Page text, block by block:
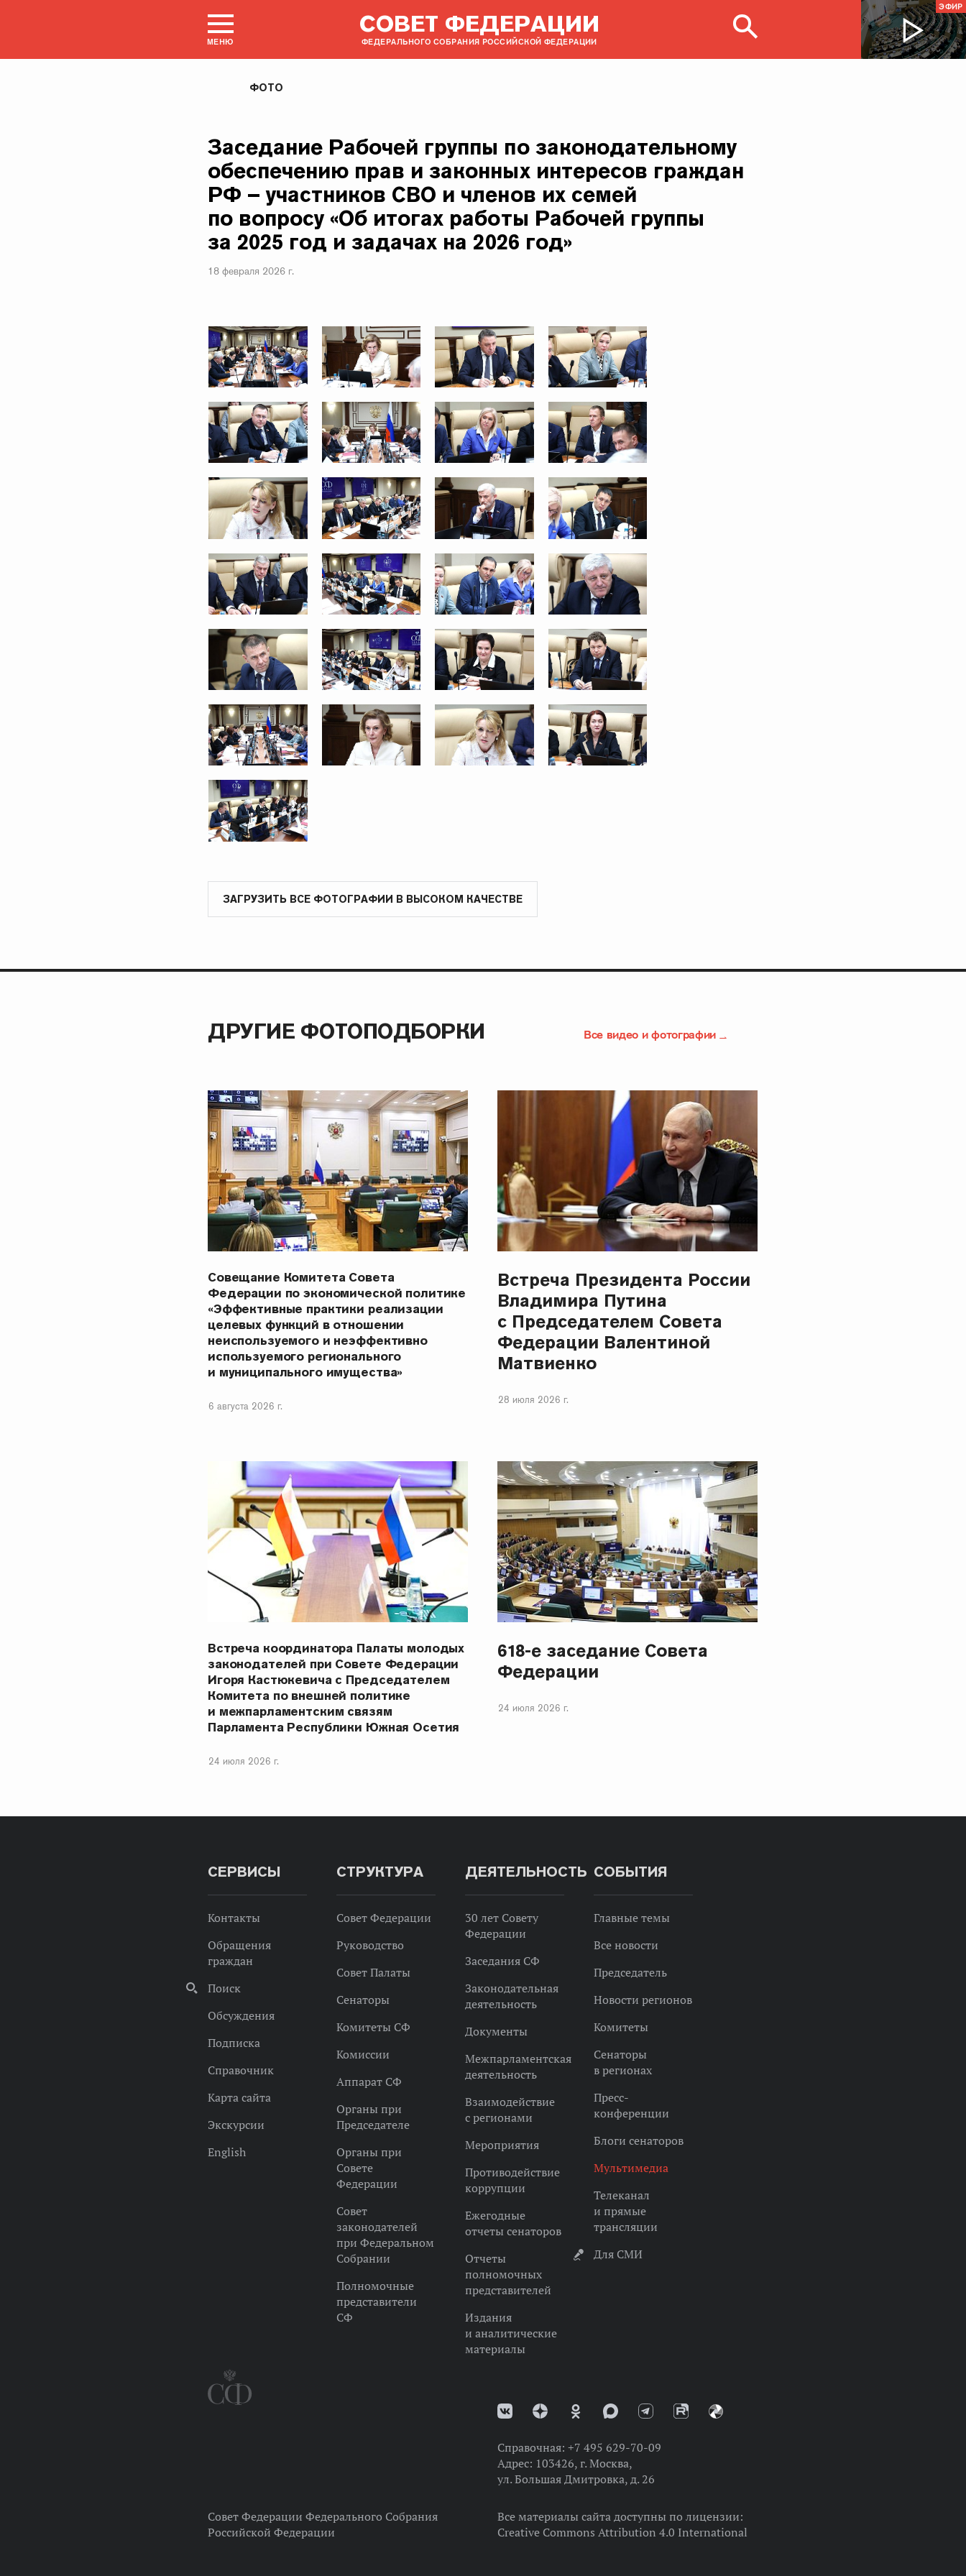
МЕНЮ
СОВЕТ ФЕДЕРАЦИИ
ФЕДЕРАЛЬНОГО СОБРАНИЯ РОССИЙСКОЙ ФЕДЕРАЦИИ
ЭФИР
ФОТО
Заседание Рабочей группы по законодательному
обеспечению прав и законных интересов граждан
РФ – участников СВО и членов их семей
по вопросу «Об итогах работы Рабочей группы
за 2025 год и задачах на 2026 год»
18 февраля 2026 г.
ЗАГРУЗИТЬ ВСЕ ФОТОГРАФИИ В ВЫСОКОМ КАЧЕСТВЕ
ДРУГИЕ ФОТОПОДБОРКИ Все видео и фотографии
Совещание Комитета Совета
Федерации по экономической политике
«Эффективные практики реализации
целевых функций в отношении
неиспользуемого и неэффективно
используемого регионального
и муниципального имущества»
6 августа 2026 г.
Встреча Президента России
Владимира Путина
с Председателем Совета
Федерации Валентиной
Матвиенко
28 июля 2026 г.
Встреча координатора Палаты молодых
законодателей при Совете Федерации
Игоря Кастюкевича с Председателем
Комитета по внешней политике
и межпарламентским связям
Парламента Республики Южная Осетия
24 июля 2026 г.
618-е заседание Совета
Федерации
24 июля 2026 г.
СЕРВИСЫ
Контакты
Обращения
граждан
Поиск
Обсуждения
Подписка
Справочник
Карта сайта
Экскурсии
English
СТРУКТУРА
Совет Федерации
Руководство
Совет Палаты
Сенаторы
Комитеты СФ
Комиссии
Аппарат СФ
Органы при
Председателе
Органы при
Совете
Федерации
Совет
законодателей
при Федеральном
Собрании
Полномочные
представители
СФ
ДЕЯТЕЛЬНОСТЬ
30 лет Совету
Федерации
Заседания СФ
Законодательная
деятельность
Документы
Межпарламентская
деятельность
Взаимодействие
с регионами
Мероприятия
Противодействие
коррупции
Ежегодные
отчеты сенаторов
Отчеты
полномочных
представителей
Издания
и аналитические
материалы
СОБЫТИЯ
Главные темы
Все новости
Председатель
Новости регионов
Комитеты
Сенаторы
в регионах
Пресс-
конференции
Блоги сенаторов
Мультимедиа
Телеканал
и прямые
трансляции
Для СМИ
Справочная: +7 495 629-70-09
Адрес: 103426, г. Москва,
ул. Большая Дмитровка, д. 26
Совет Федерации Федерального Собрания
Российской Федерации
Все материалы сайта доступны по лицензии:
Creative Commons Attribution 4.0 International